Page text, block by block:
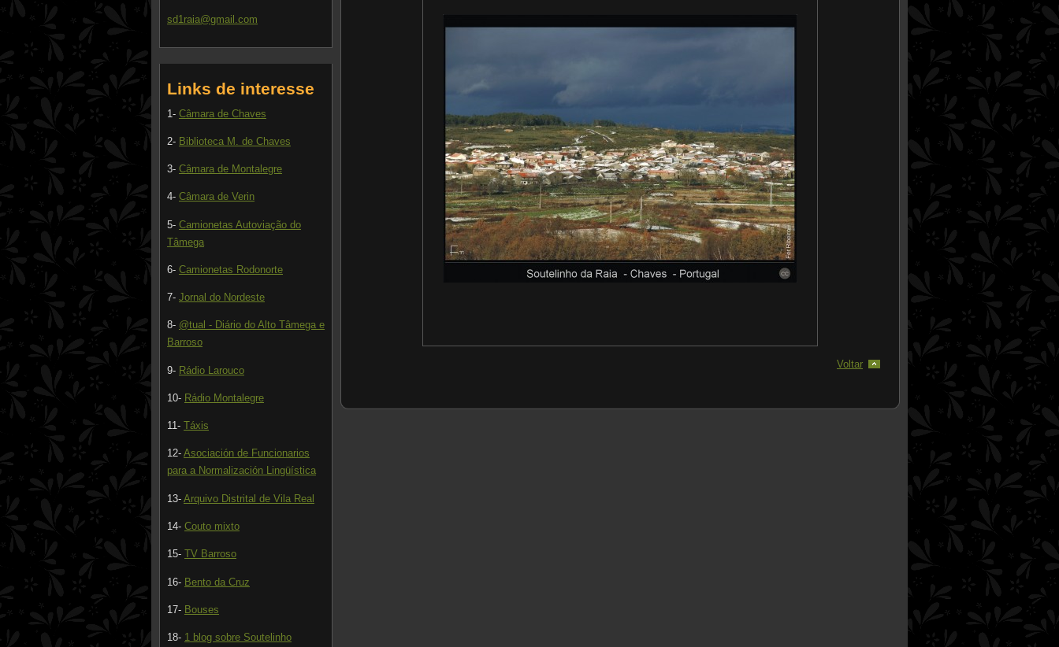
sd1raia@gmail.com
Links de interesse
1- Câmara de Chaves
2- Biblioteca M. de Chaves
3- Câmara de Montalegre
4- Câmara de Verin
5- Camionetas Autoviação do
Tâmega
6- Camionetas Rodonorte
7- Jornal do Nordeste
8- @tual - Diário do Alto Tâmega e
Barroso
9- Rádio Larouco
10- Rádio Montalegre
11- Táxis
12- Asociación de Funcionarios
para a Normalización Lingüística
13- Arquivo Distrital de Vila Real
14- Couto mixto
15- TV Barroso
16- Bento da Cruz
17- Bouses
18- 1 blog sobre Soutelinho
Voltar